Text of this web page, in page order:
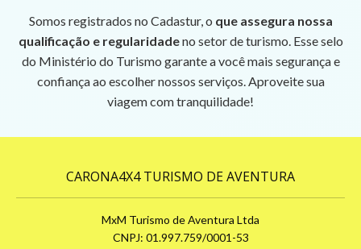
Somos registrados no Cadastur, o que assegura nossa
qualificação e regularidadeno setor de turismo. Esse selo
do Ministério do Turismo garante a você mais segurança e
confiança ao escolher nossos serviços. Aproveite sua
viagem com tranquilidade!
CARONA4X4 TURISMO DE AVENTURA
MxM Turismo de Aventura Ltda
CNPJ: 01.997.759/0001-53